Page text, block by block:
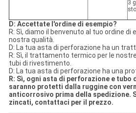
3
D: Accettate l'ordine di esempio?
R: Sì, diamo il benvenuto al tuo ordine
nostra qualità.
D: La tua asta di perforazione ha un
R: Sì, il trattamento termico per le
tubi di rivestimento.
D: La tua asta di perforazione ha una
R: Sì, ogni asta di perforazione e tubo
saranno protetti dalla ruggine con
anticorrosivo prima della spedizione.
zincati, contattaci per il prezzo.